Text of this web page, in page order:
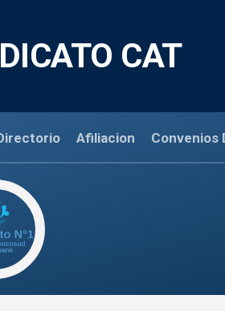
CAT
Afiliacion Convenios